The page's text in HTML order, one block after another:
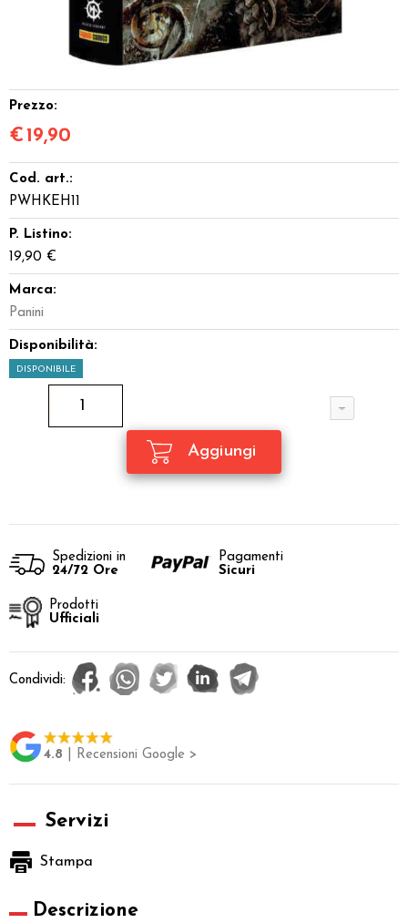
Prezzo:
€ 19,90
Cod. art.:
PWHKEH11
P. Listino:
19,90 €
Marca:
Panini
Disponibilità:
DISPONIBILE
Spedizioni in
24/72 Ore
Pagamenti
Sicuri
Prodotti
Ufficiali
Condividi:
4.8 | Recensioni Google >
Servizi
Stampa
Descrizione